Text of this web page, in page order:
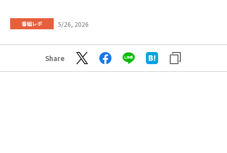
番組レポ 5/26, 2026
Share